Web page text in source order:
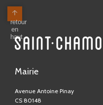
Mairie
Avenue Antoine Pinay